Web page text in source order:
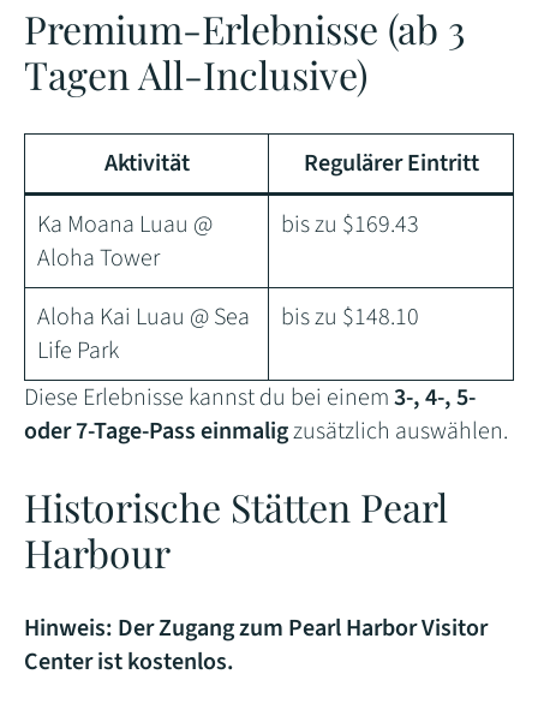
Premium-Erlebnisse (ab 3
Tagen All-Inclusive)
Aktivität
Regulärer Eintritt
Ka Moana Luau @
Aloha Tower
bis zu $169.43
Aloha Kai Luau @ Sea
Life Park
bis zu $148.10
Diese Erlebnisse kannst du bei einem3-, 4-, 5-
oder 7-Tage-Passeinmaligzusätzlich auswählen.
Historische Stätten Pearl
Harbour
Hinweis: Der Zugang zum Pearl Harbor Visitor
Center ist kostenlos.